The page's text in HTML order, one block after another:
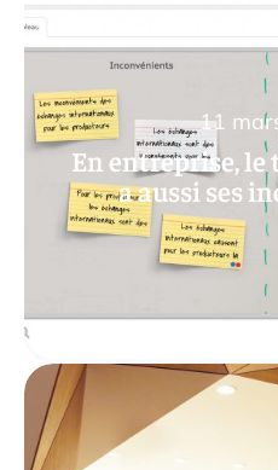
En entreprise,
a aussi ses
11